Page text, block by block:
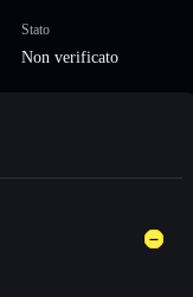
Stato
Non verificato